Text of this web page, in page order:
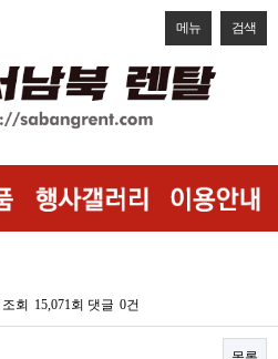
메뉴 검색
조회 15,071회 댓글 0건